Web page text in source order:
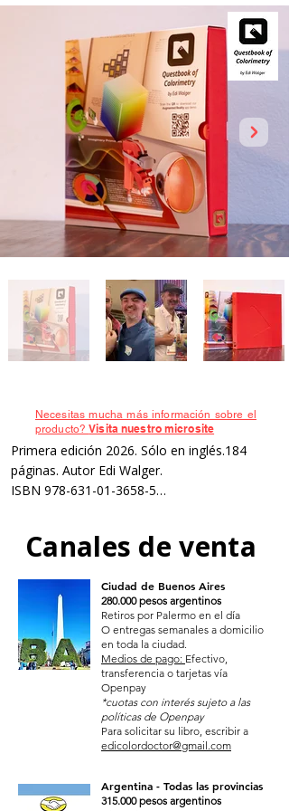
Necesitas mucha más información sobre el
producto?Visita nuestro microsite
Primera edición 2026. Sólo en inglés.184
páginas. Autor Edi Walger.
ISBN 978-631-01-3658-5
Color a través de la Realidad Aumentada.
académicos como intermedios y también
para autodidactas.
El ABC del color lo encontrarás en esta
publicación única en su especie.
La Colorimetría es una ciencia aplicada en
múltiples campos, como la industria y la
tecnología de materiales, los alimentos, la
iluminación y los estudios astronómicos y
las artes visuales.
Canales de venta
Ciudad de Buenos Aires
​280.000 pesos argentinos
Retiros por Palermo en el día
O entregas semanales a domicilio
en toda la ciudad.
Medios de pago: Efectivo,
transferencia o tarjetas vía
Openpay
*cuotas con interés sujeto a las
políticas de Openpay
Para solicitar su libro, escribir a
edicolordoctor@gmail.com
Argentina - Todas las provincias
​315.000 pesos argentinos